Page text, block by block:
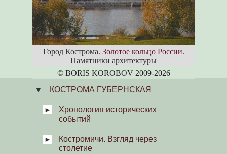
Город Кострома. Золотое кольцо России.
Памятники архитектуры
© BORIS KOROBOV 2009-2026
КОСТРОМА ГУБЕРНСКАЯ
Хронология исторических
событий
Хроноскоп
Костромичи. Взгляд через
столетие